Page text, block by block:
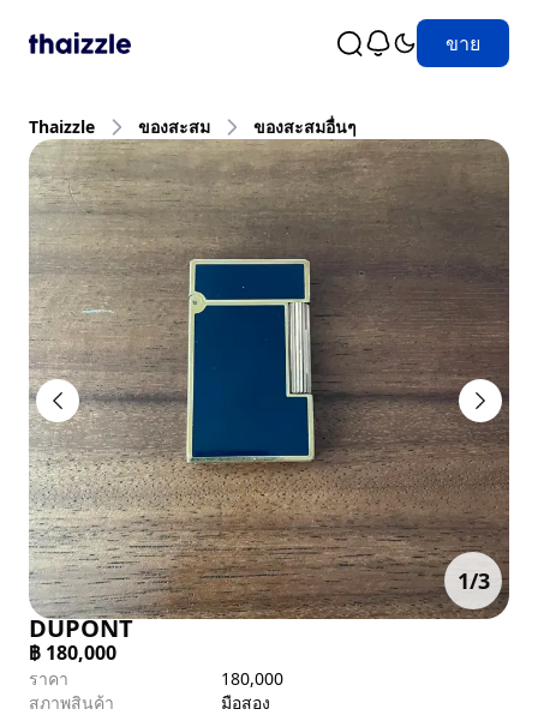
ขาย
Thaizzle ของสะสม ของสะสมอื่นๆ
1/3
DUPONT
฿ 180,000
ราคา
180,000
สภาพสินค้า
มือสอง